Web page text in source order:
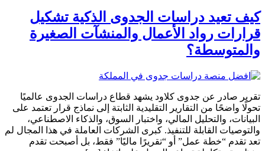
كيف تعيد دراسات الجدوى الذكية تشكيل
قرارات رواد الأعمال والمنشآت الصغيرة
والمتوسطة؟
تقرير صادر عن جدوى كلاود يشهد قطاع دراسات الجدوى عالميًا
تحولًا واضحًا من التقارير التقليدية الثابتة إلى نماذج قرار تعتمد على
البيانات، والتحليل المالي، واختبار السوق، والذكاء الاصطناعي،
والتوصيات القابلة للتنفيذ. كبرى الشركات العاملة في هذا المجال لم
تعد تقدم “خطة عمل” أو “تقريرًا ماليًا” فقط، بل أصبحت تقدم